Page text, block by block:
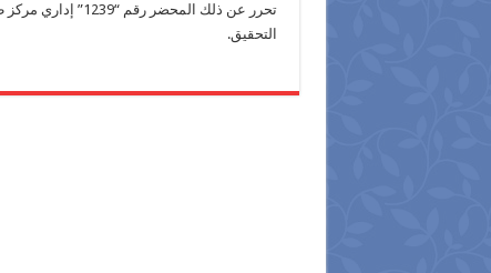
التحقيق.